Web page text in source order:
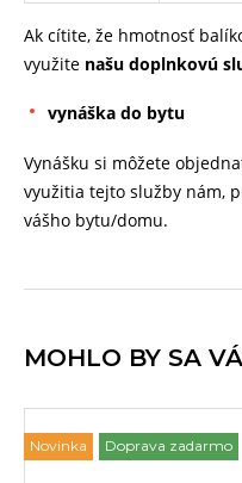
Ak cítite, že hmotnosť
využite našu doplnkovú
vynáška do bytu
Vynášku si môžete
využitia tejto služby nám,
vášho bytu/domu.
MOHLO BY SA
Novinka Doprava zadarmo